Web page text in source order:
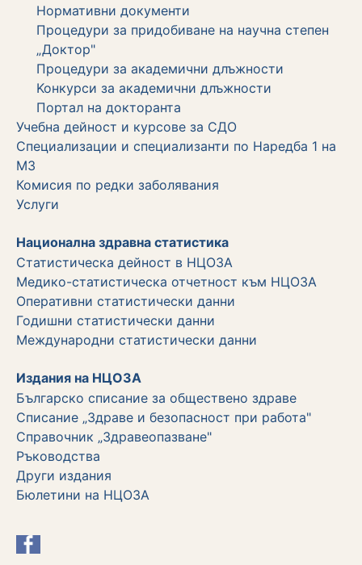
Нормативни документи
Процедури за придобиване на научна степен
„Доктор"
Процедури за академични длъжности
Koнкурси за академични длъжности
Портал на докторанта
Учебна дейност и курсове за СДО
Специализации и специализанти по Наредба 1 на
МЗ
Комисия по редки заболявания
Услуги
Национална здравна статистика
Статистическа дейност в НЦОЗА
Медико-статистическа отчетност към НЦОЗА
Оперативни статистически данни
Годишни статистически данни
Международни статистически данни
Издания на НЦОЗА
Българско списание за обществено здраве
Списание „Здраве и безопасност при работа"
Справочник „Здравеопазване"
Ръководства
Други издания
Бюлетини на НЦОЗА